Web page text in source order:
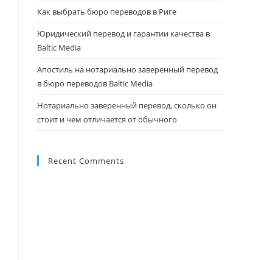
Как выбрать бюро переводов в Риге
Юридический перевод и гарантии качества в
Baltic Media
Апостиль на нотариально заверенный перевод
в бюро переводов Baltic Media
Нотариально заверенный перевод, сколько он
стоит и чем отличается от обычного
Recent Comments